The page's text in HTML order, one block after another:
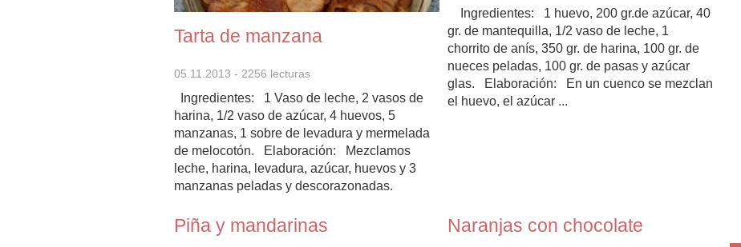
Tarta de manzana
05.11.2013 - 2256 lecturas
Ingredientes: 1 Vaso de leche, 2 vasos de
harina, 1/2 vaso de azúcar, 4 huevos, 5
manzanas, 1 sobre de levadura y mermelada
de melocotón. Elaboración: Mezclamos
leche, harina, levadura, azúcar, huevos y 3
manzanas peladas y descorazonadas.
y sin ...
Ingredientes: 1 huevo, 200 gr.de azúcar, 40
gr. de mantequilla, 1/2 vaso de leche, 1
chorrito de anís, 350 gr. de harina, 100 gr. de
nueces peladas, 100 gr. de pasas y azúcar
glas. Elaboración: En un cuenco se mezclan
el huevo, el azúcar ...
Piña y mandarinas Naranjas con chocolate